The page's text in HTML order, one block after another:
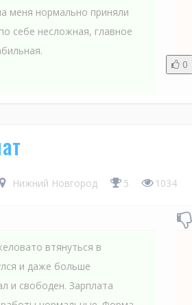
меня нормально приняли
себе несложная, главное
0
Нижний Новгород 5 1034
втянуться в
и даже больше
и свободен. Зарплата